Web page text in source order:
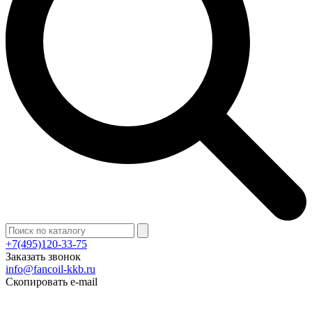
+7(495)120-33-75
Заказать звонок
info@fancoil-kkb.ru
Скопировать e-mail